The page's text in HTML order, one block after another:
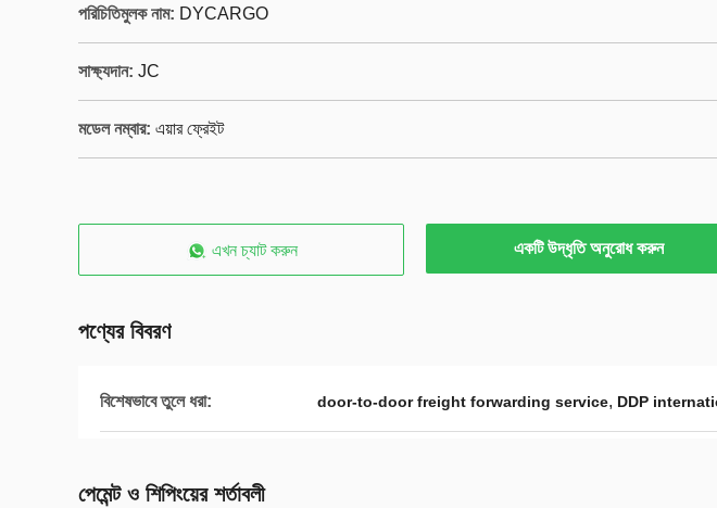
পরিচিতিমুলক নাম: DYCARGO
সাক্ষ্যদান: JC
মডেল নম্বার: এয়ার ফ্রেইট
এখন চ্যাট করুন একটি উদ্ধৃতি অনুরোধ করুন
পণ্যের বিবরণ
বিশেষভাবে তুলে ধরা: door-to-door freight forwarding service, DDP
পেমেন্ট ও শিপিংয়ের শর্তাবলী